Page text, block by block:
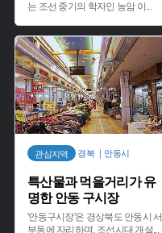
는 조선 중기의 학자인 농암 이 ...
관심지역 경북 ｜안동시
특산물과 먹을거리가 유
명한 안동 구시장
'안동구시장'은 경상북도 안동시 서
부동에 자리하며, 조선시대 개설...